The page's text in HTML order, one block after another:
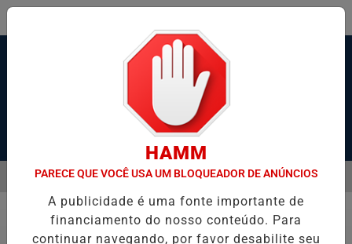
Pesquisar Notícia
SÃO VICENTE E GUARUJÁ MELHORAM DESEMPENHO
EM ALTA
MENU
Economia
HAMM
PARECE QUE VOCÊ USA UM BLOQUEADOR DE ANÚNCIOS
A publicidade é uma fonte importante de
financiamento do nosso conteúdo. Para
continuar navegando, por favor desabilite seu